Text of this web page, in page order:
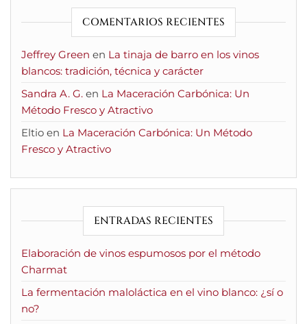
COMENTARIOS RECIENTES
Jeffrey Green en La tinaja de barro en los vinos
blancos: tradición, técnica y carácter
Sandra A. G. en La Maceración Carbónica: Un
Método Fresco y Atractivo
Eltio en La Maceración Carbónica: Un Método
Fresco y Atractivo
ENTRADAS RECIENTES
Elaboración de vinos espumosos por el método
Charmat
La fermentación maloláctica en el vino blanco: ¿sí o
no?